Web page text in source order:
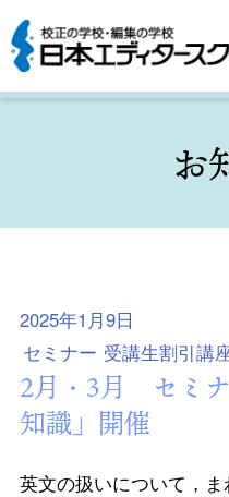
お
2025年1月9日
セミナー 受講生割引講
2月・3月 セミ
知識」開催
英文の扱いについて，